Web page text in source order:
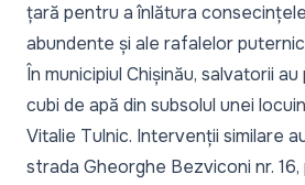
țară pentru a înlătura
abundente și ale rafalelor
În municipiul Chișinău, salvatorii
cubi de apă din subsolul unei
Vitalie Tulnic. Intervenții similare
strada Gheorghe Bezviconi nr.